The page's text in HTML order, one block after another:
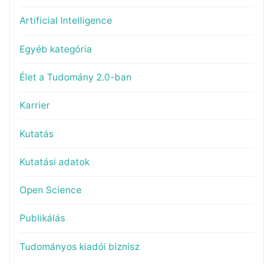
Artificial Intelligence
Egyéb kategória
Élet a Tudomány 2.0-ban
Karrier
Kutatás
Kutatási adatok
Open Science
Publikálás
Tudományos kiadói biznisz